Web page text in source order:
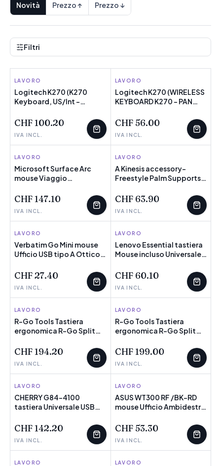
Novità Prezzo ↑ Prezzo ↓
Filtri
LOGITECH
NOVITÀ POCHI PEZZI
LAVORO
Logitech K270 (K270
Keyboard, US/Int -
CHF 100.20
IVA INCL.
LOGITECH
NOVITÀ POCHI PEZZI
LAVORO
Logitech K270 (WIRELESS
KEYBOARD K270 - PAN
2012) - Versione Tedesca
CHF 56.00
IVA INCL.
MICROSOFT
NOVITÀ POCHI PEZZI
LAVORO
Microsoft Surface Arc
mouse Viaggio
(Microsoft Surface Arc
CHF 147.10
IVA INCL.
KINESIS
NOVITÀ POCHI PEZZI
LAVORO
A Kinesis accessory-
Freestyle Palm Supports
Freestyle2 keyboard.
Supplied by Hypertec
[2Years warranty] -
CHF 63.90
IVA INCL.
VERBATIM
NOVITÀ
LAVORO
Verbatim Go Mini mouse
Ufficio USB tipo A Ottico
Travel Mouse - USB
Warranty: 24M)
CHF 27.40
IVA INCL.
LENOVO
NOVITÀ POCHI PEZZI
LAVORO
Lenovo Essential tastiera
Mouse incluso Universale
Essential Wired Keyb. and
KEYBOARD: Italy.
WARRANTY: 1YR CCR)
CHF 60.10
IVA INCL.
R-GO TOOLS
NOVITÀ
LAVORO
R-Go Tools Tastiera
ergonomica R-Go Split
Break, tastiera split,
QWERTY [UK], con cavo,
nero (Ergonomic
Break v2 with break) -
Versione UK
CHF 194.20
IVA INCL.
R-GO TOOLS
NOVITÀ POCHI PEZZI
LAVORO
R-Go Tools Tastiera
ergonomica R-Go Split
Break, tastiera split,
QWERTY [ND], con cavo,
nero (R-Go HE vertikal
CHF 199.00
IVA INCL.
CHERRY
NOVITÀ
LAVORO
CHERRY G84-4100
tastiera Universale USB
(CHERRY Keyboard G84-
CHF 142.20
IVA INCL.
ASUS
NOVITÀ POCHI PEZZI
LAVORO
ASUS WT300 RF /BK-RD
mouse Ufficio Ambidestro
DPI (ASUS)
CHF 53.30
IVA INCL.
MICROSOFT
LAVORO MICROSOFT
LAVORO